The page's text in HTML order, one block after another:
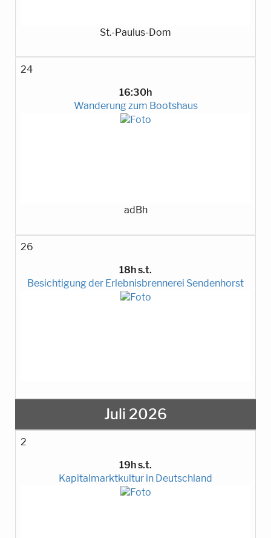
St.-Paulus-Dom
24
16:30h
Wanderung zum Bootshaus
adBh
26
18h s.t.
Besichtigung der Erlebnisbrennerei Sendenhorst
Juli 2026
2
19h s.t.
Kapitalmarktkultur in Deutschland